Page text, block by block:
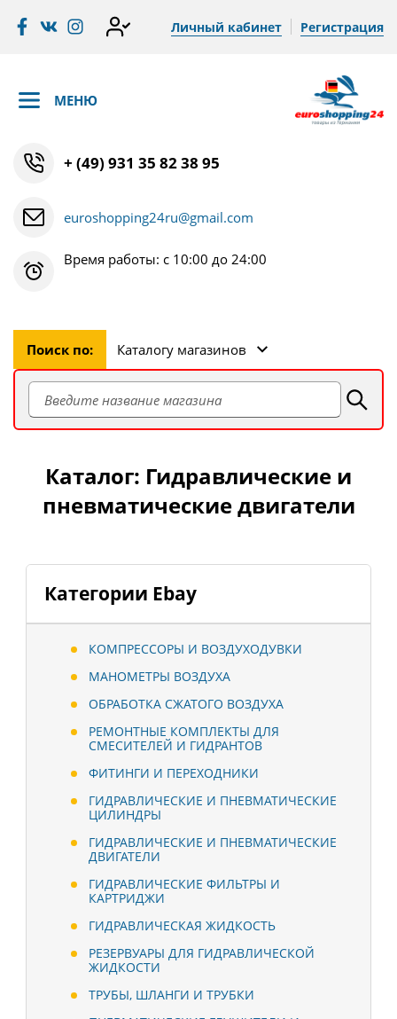
Личный кабинет Регистрация
МЕНЮ
+ (49) 931 35 82 38 95
euroshopping24ru@gmail.com
Время работы: с 10:00 до 24:00
Поиск по: Каталогу магазинов
Категории Ebay
КОМПРЕССОРЫ И ВОЗДУХОДУВКИ
МАНОМЕТРЫ ВОЗДУХА
ОБРАБОТКА СЖАТОГО ВОЗДУХА
РЕМОНТНЫЕ КОМПЛЕКТЫ ДЛЯ
СМЕСИТЕЛЕЙ И ГИДРАНТОВ
ФИТИНГИ И ПЕРЕХОДНИКИ
ГИДРАВЛИЧЕСКИЕ И ПНЕВМАТИЧЕСКИЕ
ЦИЛИНДРЫ
ГИДРАВЛИЧЕСКИЕ И ПНЕВМАТИЧЕСКИЕ
ДВИГАТЕЛИ
ГИДРАВЛИЧЕСКИЕ ФИЛЬТРЫ И
КАРТРИДЖИ
ГИДРАВЛИЧЕСКАЯ ЖИДКОСТЬ
РЕЗЕРВУАРЫ ДЛЯ ГИДРАВЛИЧЕСКОЙ
ЖИДКОСТИ
ТРУБЫ, ШЛАНГИ И ТРУБКИ
Каталог: Гидравлические и
пневматические двигатели